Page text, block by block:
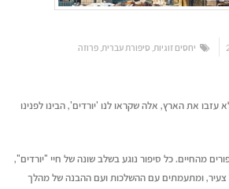
יחסים זוגיות סיפורת עברית ,פרוזה
את הארץ, אלה שקראו לנו 'יורדים', הבינו לפנינו
החצויים" כולל 18 סיפורים מהחיים. כל סיפור נוגע בשלב שונה של חיי "יורדים",
צעיר, ומתעמתים עם ההשלכות ועם ההבנה של מהלך